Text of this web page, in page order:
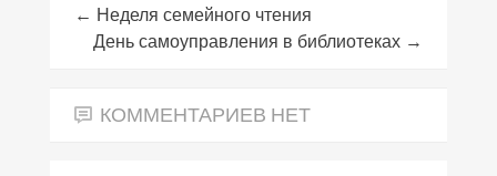
← Неделя семейного чтения
День самоуправления в библиотеках →
КОММЕНТАРИЕВ НЕТ